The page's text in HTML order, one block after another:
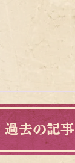
過去の記事